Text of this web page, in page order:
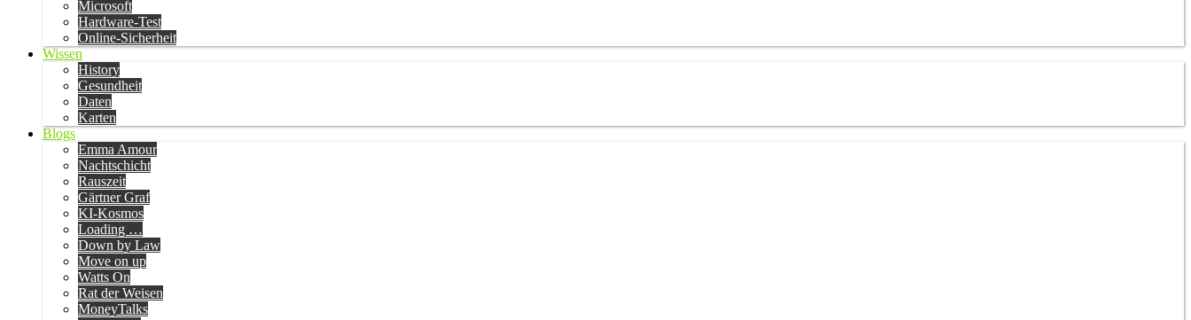
Microsoft
Hardware-Test
Online-Sicherheit
Wissen
History
Gesundheit
Daten
Karten
Blogs
Emma Amour
Nachtschicht
Rauszeit
Gärtner Graf
KI-Kosmos
Loading …
Down by Law
Move on up
Watts On
Rat der Weisen
MoneyTalks